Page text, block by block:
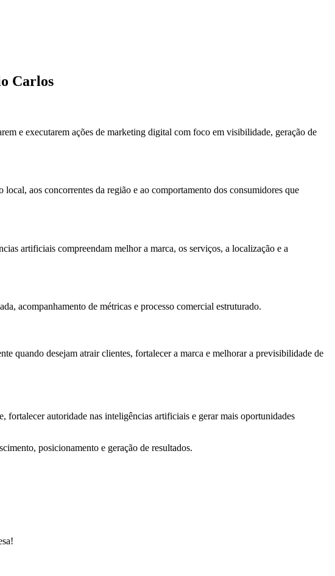
Carlos
e executarem ações de marketing digital com foco em visibilidade, geração de
aos concorrentes da região e ao comportamento dos consumidores que
artificiais compreendam melhor a marca, os serviços, a localização e a
acompanhamento de métricas e processo comercial estruturado.
quando desejam atrair clientes, fortalecer a marca e melhorar a previsibilidade de
fortalecer autoridade nas inteligências artificiais e gerar mais oportunidades
posicionamento e geração de resultados.